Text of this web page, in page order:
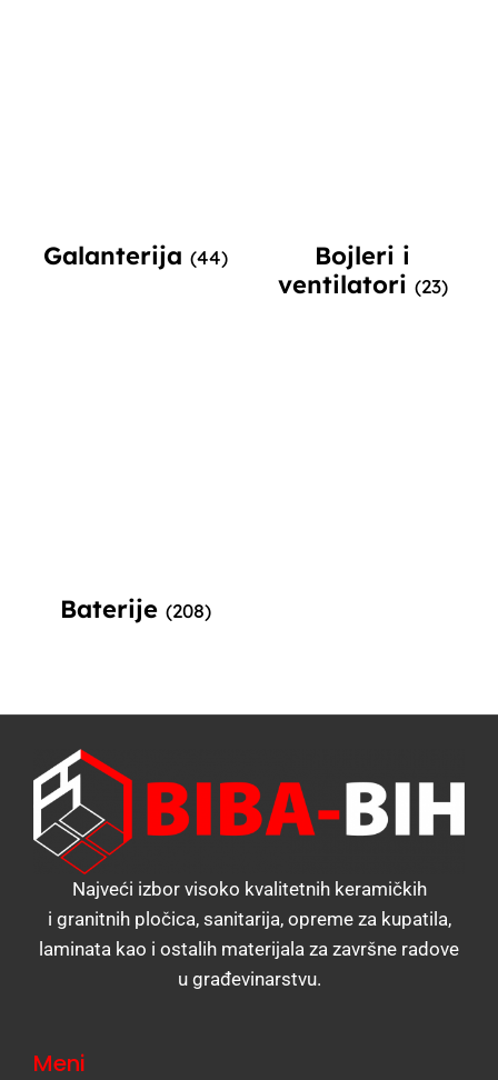
Galanterija (44)
Bojleri i
ventilatori (23)
Baterije (208)
Najveći izbor visoko kvalitetnih keramičkih
i granitnih pločica, sanitarija, opreme za kupatila,
laminata kao i ostalih materijala za završne radove
u građevinarstvu.
Meni